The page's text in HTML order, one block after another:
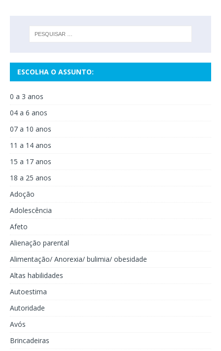
ESCOLHA O ASSUNTO:
0 a 3 anos
04 a 6 anos
07 a 10 anos
11 a 14 anos
15 a 17 anos
18 a 25 anos
Adoção
Adolescência
Afeto
Alienação parental
Alimentação/ Anorexia/ bulimia/ obesidade
Altas habilidades
Autoestima
Autoridade
Avós
Brincadeiras